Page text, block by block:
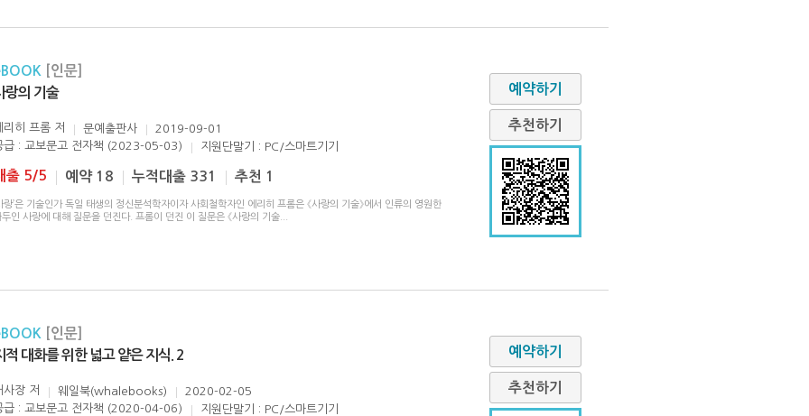
[인문]
랑의 기술
리히 프롬 저 문예출판사
2019-09-01
급 : 교보문고 전자책 (2023-05-03)
지원단말기 : PC/스마트기기
출 5/5 예약 18 누적대출 331 추천 1
랑’은 기술인가 독일 태생의 정신분석학자이자 사회철학자인 에리히 프롬은 《사랑의 기술》에서 인류의 영원한
두인 사랑에 대해 질문을 던진다. 프롬이 던진 이 질문은 《사랑의 기술
예약하기
추천하기
[인문]
적 대화를 위한 넓고 얕은 지식. 2
사장 저 웨일북(whalebooks)
2020-02-05
급 : 교보문고 전자책 (2020-04-06)
지원단말기 : PC/스마트기기
예약하기
추천하기